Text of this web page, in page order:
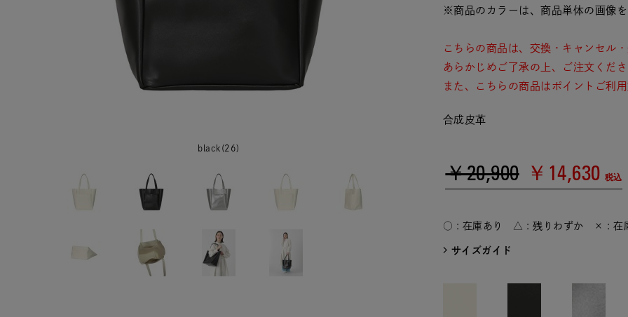
black(26)
※商品のカラーは、商品単体の画像を
こちらの商品は、交換・キャンセル
あらかじめご了承の上、ご注文くだ
また、こちらの商品はポイントご利
合成皮革
￥20,900 ￥14,630 税込
○ : 在庫あり △ : 残りわずか × : 在
サイズガイド